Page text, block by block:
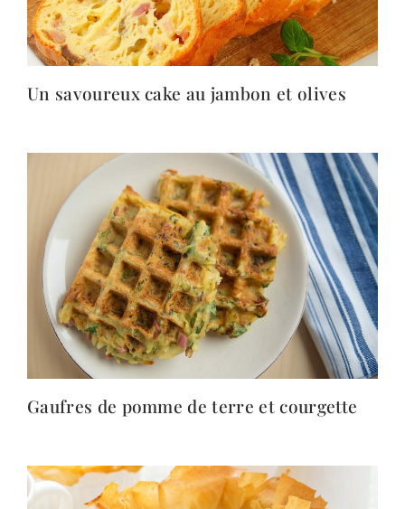
Un savoureux cake au jambon et olives
Gaufres de pomme de terre et courgette